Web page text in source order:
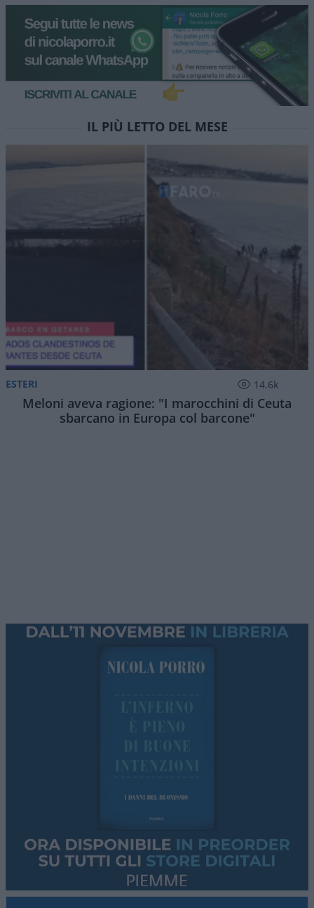
IL PIÙ LETTO DEL MESE
ESTERI 14.6k
Meloni aveva ragione: "I marocchini di Ceuta
sbarcano in Europa col barcone"